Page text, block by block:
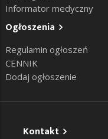
Informator medyczny
Ogłoszenia
Regulamin ogłoszeń
CENNIK
Dodaj ogłoszenie
Kontakt